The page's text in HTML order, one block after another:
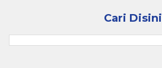
Cari Disini